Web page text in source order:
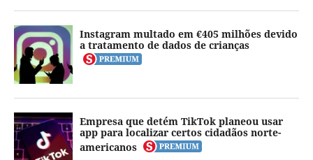
Instagram multado em €405 milhões devido
a tratamento de dados de crianças
Empresa que detém TikTok planeou usar
app para localizar certos cidadãos norte-
americanos